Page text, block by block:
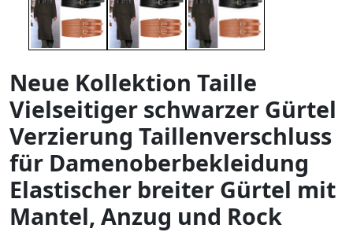
Neue Kollektion Taille
Vielseitiger schwarzer Gürtel
Verzierung Taillenverschluss
für Damenoberbekleidung
Elastischer breiter Gürtel mit
Mantel, Anzug und Rock